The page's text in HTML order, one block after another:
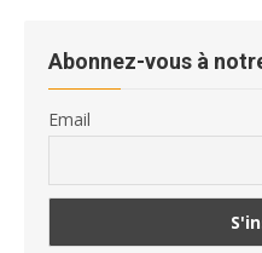
Abonnez-vous à
Email